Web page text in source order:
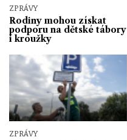
ZPRÁVY
Rodiny mohou získat
podporu na dětské tábory
i kroužky
ZPRÁVY